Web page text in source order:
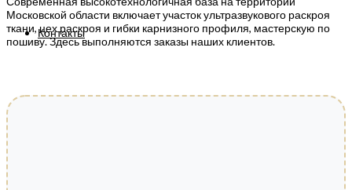
Контакты
Московской области включает участок ультразвукового раскроя
ткани, цех раскроя и гибки карнизного профиля, мастерскую по
пошиву. Здесь выполняются заказы наших клиентов.